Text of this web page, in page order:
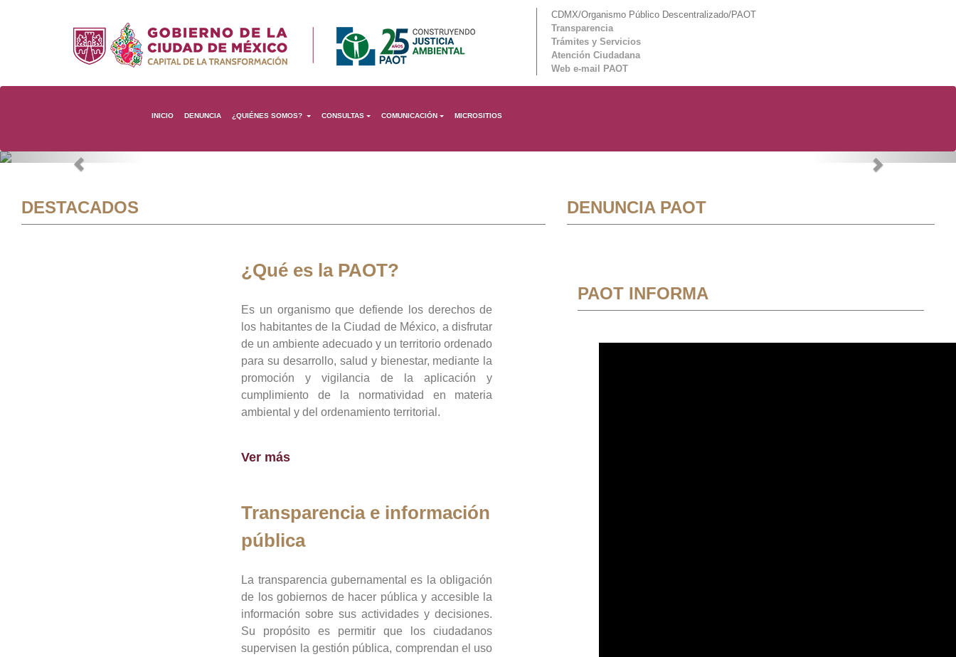
CDMX/Organismo Público Descentralizado/PAOT
Transparencia
Trámites y Servicios
Atención Ciudadana
Web e-mail PAOT
INICIO DENUNCIA ¿QUIÉNES SOMOS? CONSULTAS COMUNICACIÓN MICROSITIOS
Previous Next
DESTACADOS
¿Qué es la PAOT?
Es un organismo que defiende los derechos de
los habitantes de la Ciudad de México, a disfrutar
de un ambiente adecuado y un territorio ordenado
para su desarrollo, salud y bienestar, mediante la
promoción y vigilancia de la aplicación y
cumplimiento de la normatividad en materia
ambiental y del ordenamiento territorial.
Ver más
Transparencia e información
pública
La transparencia gubernamental es la obligación
de los gobiernos de hacer pública y accesible la
información sobre sus actividades y decisiones.
Su propósito es permitir que los ciudadanos
supervisen la gestión pública, comprendan el uso
DENUNCIA PAOT
PAOT INFORMA